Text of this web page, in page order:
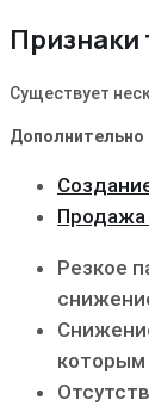
Признаки
Существует
Дополнительно
Продажа
Резкое
которым